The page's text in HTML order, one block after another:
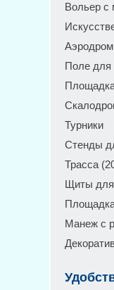
Вольер с
Аэродром
Поле для
Турники
Стенды
Трасса
Щиты для
Манеж с